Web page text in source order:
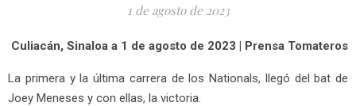
1 de agosto de 2023
Culiacán, Sinaloa a 1 de agosto de 2023 | Prensa Tomateros
La primera y la última carrera de los Nationals, llegó del bat de
Joey Meneses y con ellas, la victoria.